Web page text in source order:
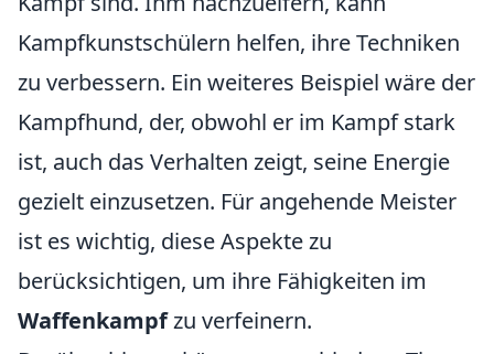
Kampfkunstschülern helfen, ihre Techniken
zu verbessern. Ein weiteres Beispiel wäre der
Kampfhund, der, obwohl er im Kampf stark
ist, auch das Verhalten zeigt, seine Energie
gezielt einzusetzen. Für angehende Meister
ist es wichtig, diese Aspekte zu
berücksichtigen, um ihre Fähigkeiten im
Waffenkampfzu verfeinern.